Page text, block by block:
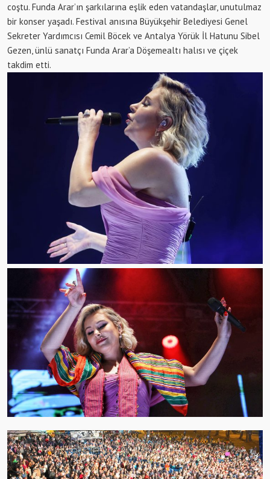
coştu. Funda Arar’ın şarkılarına eşlik eden vatandaşlar, unutulmaz
bir konser yaşadı. Festival anısına Büyükşehir Belediyesi Genel
Sekreter Yardımcısı Cemil Böcek ve Antalya Yörük İl Hatunu Sibel
Gezen, ünlü sanatçı Funda Arar’a Döşemealtı halısı ve çiçek
takdim etti.